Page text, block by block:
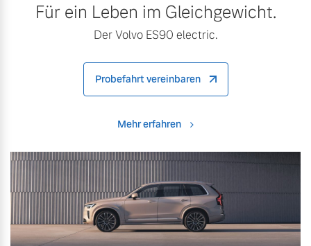
Für ein Leben im Gleichgewicht.
Der Volvo ES90 electric.
Probefahrt vereinbaren
Mehr erfahren